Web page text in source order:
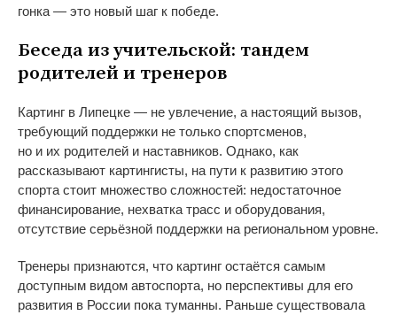
гонка — это новый шаг к победе.
Беседа изучительской: тандем
родителей и тренеров
Картинг в Липецке — не увлечение, а настоящий вызов,
требующий поддержки не только спортсменов,
но и их родителей и наставников. Однако, как
рассказывают картингисты, на пути к развитию этого
спорта стоит множество сложностей: недостаточное
финансирование, нехватка трасс и оборудования,
отсутствие серьёзной поддержки на региональном уровне.
Тренеры признаются, что картинг остаётся самым
доступным видом автоспорта, но перспективы для его
развития в России пока туманны. Раньше существовала